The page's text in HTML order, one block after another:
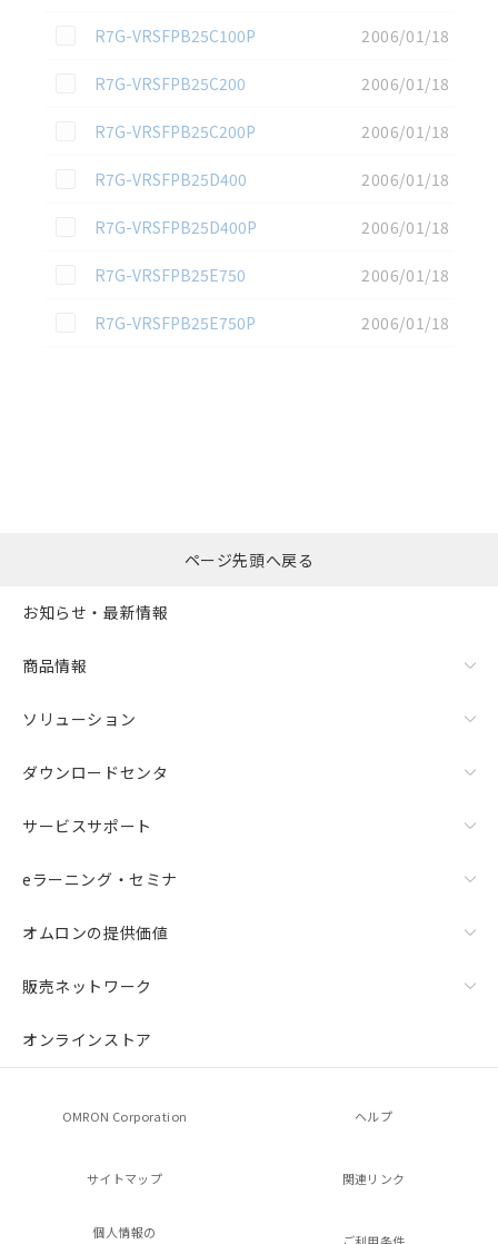
この資料を選択
R7G-VRSFPB25C100P
2006/01/18
この資料を選択
R7G-VRSFPB25C200
2006/01/18
この資料を選択
R7G-VRSFPB25C200P
2006/01/18
この資料を選択
R7G-VRSFPB25D400
2006/01/18
この資料を選択
R7G-VRSFPB25D400P
2006/01/18
この資料を選択
R7G-VRSFPB25E750
2006/01/18
この資料を選択
R7G-VRSFPB25E750P 2006/01/18
括ダウンロード
ページ先頭へ戻る
お知らせ・最新情報
商品情報
ソリューション
ダウンロードセンタ
サービスサポート
eラーニング・セミナ
オムロンの提供価値
販売ネットワーク
オンラインストア
OMRON Corporation ヘルプ
サイトマップ 関連リンク
個人情報の
ご利用条件